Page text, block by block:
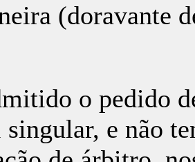
(doravante
o pedido
e não